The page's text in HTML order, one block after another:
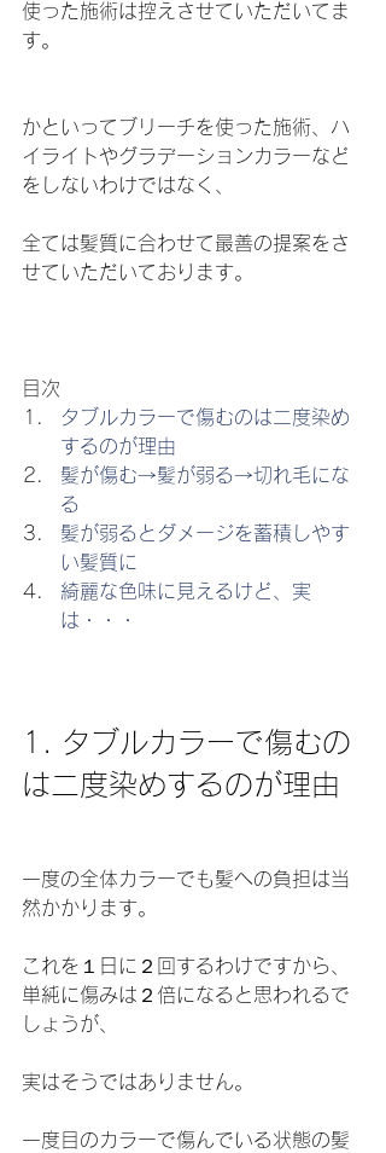
使った施術は控えさせていただいてま
す。
かといってブリーチを使った施術、ハ
イライトやグラデーションカラーなど
をしないわけではなく、
全ては髪質に合わせて最善の提案をさ
せていただいております。
目次
タブルカラーで傷むのは二度染め
するのが理由
髪が傷む→髪が弱る→切れ毛にな
る
髪が弱るとダメージを蓄積しやす
い髪質に
綺麗な色味に見えるけど、実
は・・・
1. タブルカラーで傷むの
は二度染めするのが理由
一度の全体カラーでも髪への負担は当
然かかります。
これを１日に２回するわけですから、
単純に傷みは２倍になると思われるで
しょうが、
実はそうではありません。
一度目のカラーで傷んでいる状態の髪